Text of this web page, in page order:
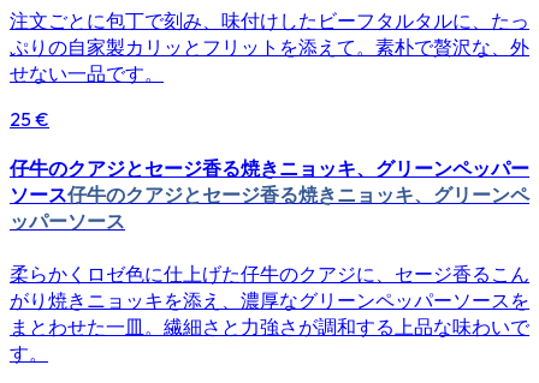
注文ごとに包丁で刻み、味付けしたビーフタルタルに、たっ
ぷりの自家製カリッとフリットを添えて。素朴で贅沢な、外
せない一品です。
25 €
仔牛のクアジとセージ香る焼きニョッキ、グリーンペッパー
ソース仔牛のクアジとセージ香る焼きニョッキ、グリーンペ
ッパーソース
柔らかくロゼ色に仕上げた仔牛のクアジに、セージ香るこん
がり焼きニョッキを添え、濃厚なグリーンペッパーソースを
まとわせた一皿。繊細さと力強さが調和する上品な味わいで
す。